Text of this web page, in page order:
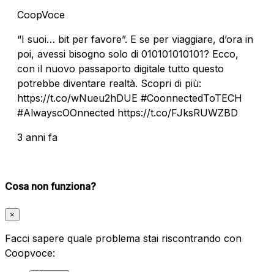
CoopVoce
“I suoi… bit per favore”. E se per viaggiare, d’ora in
poi, avessi bisogno solo di 010101010101? Ecco,
con il nuovo passaporto digitale tutto questo
potrebbe diventare realtà. Scopri di più:
https://t.co/wNueu2hDUE #CoonnectedToTECH
#AlwayscOOnnected https://t.co/FJksRUWZBD
3 anni fa
Cosa non funziona?
×
Facci sapere quale problema stai riscontrando con
Coopvoce: